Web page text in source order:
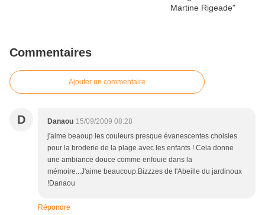
Commentaires
Ajouter un commentaire
D Danaou 15/09/2009 08:28
j'aime beaoup les couleurs presque évanescentes choisies
pour la broderie de la plage avec les enfants ! Cela donne
une ambiance douce comme enfouie dans la
mémoire...J'aime beaucoup.Bizzzes de l'Abeille du jardinoux
!Danaou
Répondre